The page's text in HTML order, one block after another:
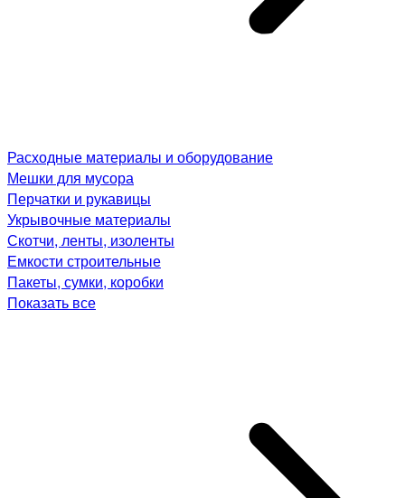
Расходные материалы и оборудование
Мешки для мусора
Перчатки и рукавицы
Укрывочные материалы
Скотчи, ленты, изоленты
Емкости строительные
Пакеты, сумки, коробки
Показать все